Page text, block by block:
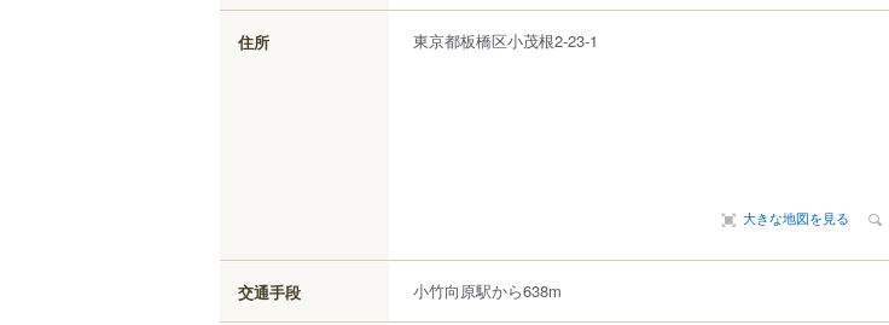
住所 東京都板橋区小茂根2-23-1
大きな地図を見る
交通手段 小竹向原駅から638m